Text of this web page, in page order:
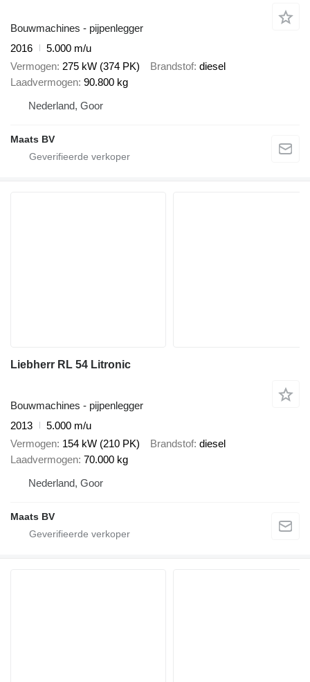
Bouwmachines - pijpenlegger
2016
5.000 m/u
Vermogen 275 kW (374 PK) Brandstof diesel
Laadvermogen 90.800 kg
Nederland, Goor
Maats BV
Liebherr RL 54 Litronic
Bouwmachines - pijpenlegger
2013
5.000 m/u
Vermogen 154 kW (210 PK) Brandstof diesel
Laadvermogen 70.000 kg
Nederland, Goor
Maats BV